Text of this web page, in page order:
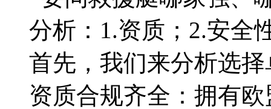
分析：1.资质；2.安全
首先，我们来分析选
资质合规齐全：拥有